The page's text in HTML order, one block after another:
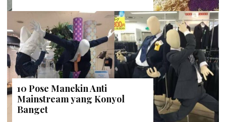
10 Pose Manekin Anti
Mainstream yang Konyol
Banget